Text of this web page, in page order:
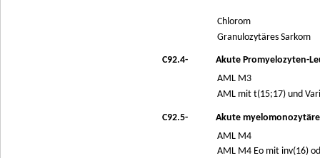
Chlorom
Granulozytäres Sarkom
C92.4-
Akute Promyelozyten-
AML M3
AML mit t(15;17) und
C92.5-
Akute
AML M4
AML M4 Eo mit inv(16)